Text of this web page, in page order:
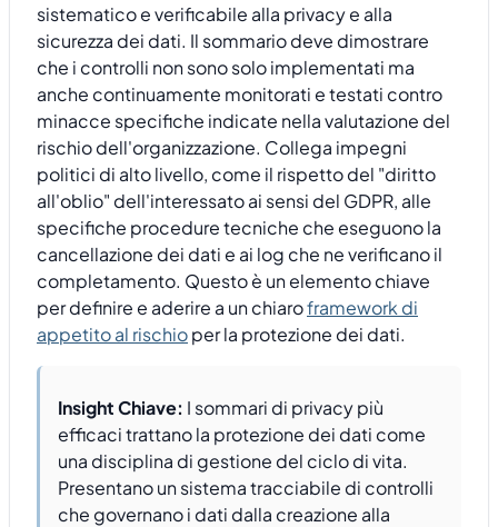
sistematico e verificabile alla privacy e alla
sicurezza dei dati. Il sommario deve dimostrare
che i controlli non sono solo implementati ma
anche continuamente monitorati e testati contro
minacce specifiche indicate nella valutazione del
rischio dell'organizzazione. Collega impegni
politici di alto livello, come il rispetto del "diritto
all'oblio" dell'interessato ai sensi del GDPR, alle
specifiche procedure tecniche che eseguono la
cancellazione dei dati e ai log che ne verificano il
completamento. Questo è un elemento chiave
per definire e aderire a un chiaroframework di
appetito al rischioper la protezione dei dati.
Insight Chiave: I sommari di privacy più
efficaci trattano la protezione dei dati come
una disciplina di gestione del ciclo di vita.
Presentano un sistema tracciabile di controlli
che governano i dati dalla creazione alla